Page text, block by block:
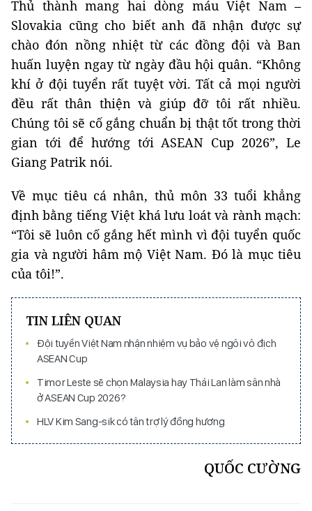
Thủ thành mang hai dòng máu Việt Nam –
Slovakia cũng cho biết anh đã nhận được sự
chào đón nồng nhiệt từ các đồng đội và Ban
huấn luyện ngay từ ngày đầu hội quân. “Không
khí ở đội tuyển rất tuyệt vời. Tất cả mọi người
đều rất thân thiện và giúp đỡ tôi rất nhiều.
Chúng tôi sẽ cố gắng chuẩn bị thật tốt trong thời
gian tới để hướng tới ASEAN Cup 2026”, Le
Giang Patrik nói.
Về mục tiêu cá nhân, thủ môn 33 tuổi khẳng
định bằng tiếng Việt khá lưu loát và rành mạch:
“Tôi sẽ luôn cố gắng hết mình vì đội tuyển quốc
gia và người hâm mộ Việt Nam. Đó là mục tiêu
của tôi!”.
TIN LIÊN QUAN
Đội tuyển Việt Nam nhận nhiệm vụ bảo vệ ngôi vô địch
ASEAN Cup
Timor Leste sẽ chọn Malaysia hay Thái Lan làm sân nhà
ở ASEAN Cup 2026?
HLV Kim Sang-sik có tân trợ lý đồng hương
QUỐC CƯỜNG